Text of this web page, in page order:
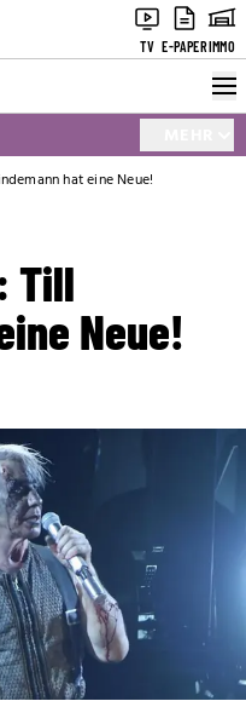
TV E-PAPERIMMO
hat eine Neue!
Till
Neue!